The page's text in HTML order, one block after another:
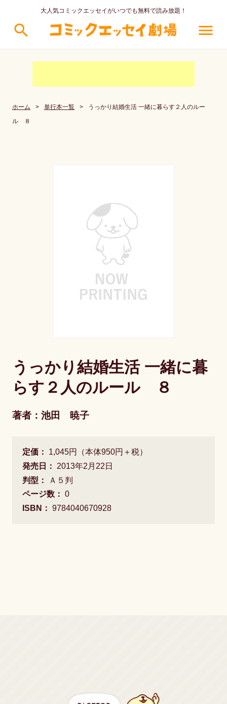
大人気コミックエッセイがいつでも無料で読み放題！
search menu
ホーム > 単行本一覧 >
うっかり結婚生活 一緒に暮らす２人のルー
ル ８
うっかり結婚生活 一緒に暮
らす２人のルール ８
著者：池田 暁子
定価：
1,045円（本体950円＋税）
発売日：
2013年2月22日
判型：
Ａ５判
ページ数： 0
ISBN： 9784040670928